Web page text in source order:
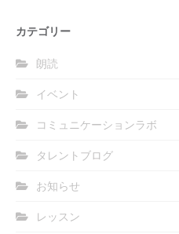
カテゴリー
朗読
イベント
コミュニケーションラボ
タレントブログ
お知らせ
レッスン